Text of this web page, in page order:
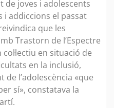
de joves i adolescents
addiccions el passat
que les
Trastorn de l’Espectre
en situació de
en la inclusió,
l’adolescència «que
sí», constatava la